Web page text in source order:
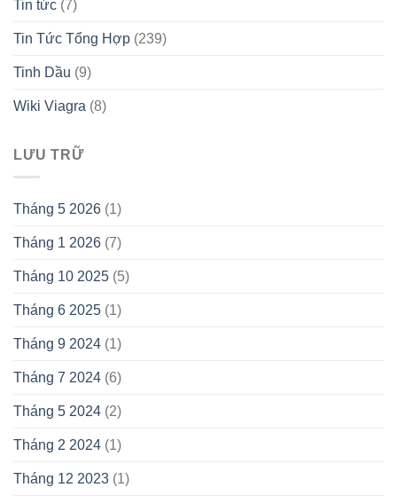
Tin tức (7)
Tin Tức Tổng Hợp (239)
Tinh Dầu (9)
Wiki Viagra (8)
LƯU TRỮ
Tháng 5 2026 (1)
Tháng 1 2026 (7)
Tháng 10 2025 (5)
Tháng 6 2025 (1)
Tháng 9 2024 (1)
Tháng 7 2024 (6)
Tháng 5 2024 (2)
Tháng 2 2024 (1)
Tháng 12 2023 (1)